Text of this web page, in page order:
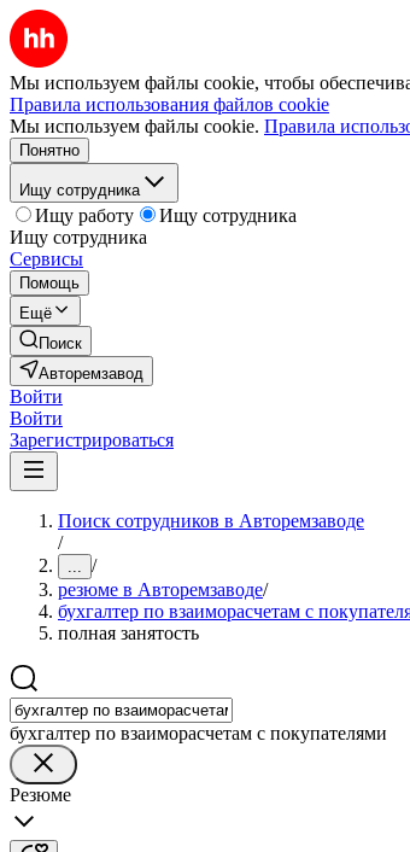
Мы используем файлы cookie, чтобы
Правила использования файлов cookie
Мы используем файлы cookie. Правила
Понятно
Ищу сотрудника
Ищу работу
Ищу сотрудника
Ищу сотрудника
Сервисы
Помощь
Ещё
Поиск
Авторемзавод
Войти
Войти
Зарегистрироваться
Поиск сотрудников в Авторемзаводе
/
... /
резюме в Авторемзаводе/
бухгалтер по взаиморасчетам с
полная занятость
бухгалтер по взаиморасчетам с покупателями
Резюме